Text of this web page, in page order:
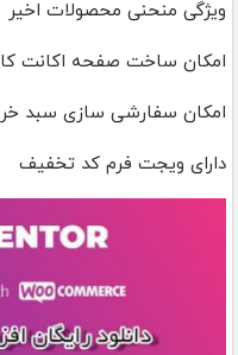
ویژگی منحنی محصولات اخیر
امکان ساخت صفحه اکانت
امکان سفارشی سازی سبد
دارای ویجت فرم کد تخفیف